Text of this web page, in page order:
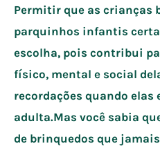
Permitir que as crianças
parquinhos infantis
escolha, pois contribui
físico, mental e social
recordações quando elas
adulta.Mas você sabia
de brinquedos que